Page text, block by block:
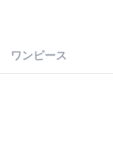
ワンピース